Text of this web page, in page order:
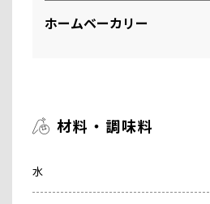
ホームベーカリー
材料・調味料
水